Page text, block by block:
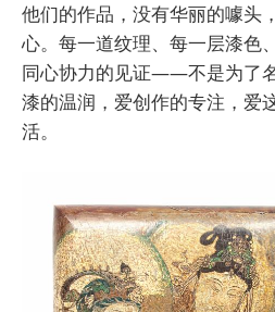
他们的作品，没有华丽的噱头
心。每一道纹理、每一层漆色
同心协力的见证——不是为了
漆的温润，爱创作的专注，爱
活。